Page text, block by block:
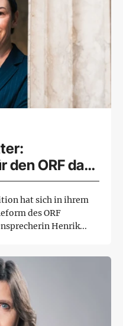
den ORF das
hat sich in ihrem
des ORF
Henrik...